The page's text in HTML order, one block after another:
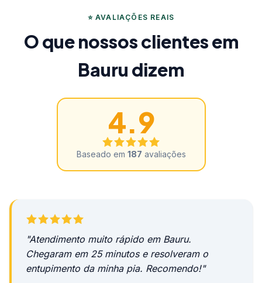
⭐ AVALIAÇÕES REAIS
O que nossos clientes em
Bauru dizem
4.9
Baseado em 187 avaliações
"Atendimento muito rápido em Bauru.
Chegaram em 25 minutos e resolveram o
entupimento da minha pia. Recomendo!"